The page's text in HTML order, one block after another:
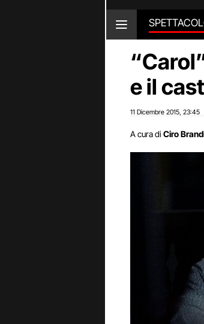
e il cast
11 Dicembre 2015 23:45
A cura di Ciro